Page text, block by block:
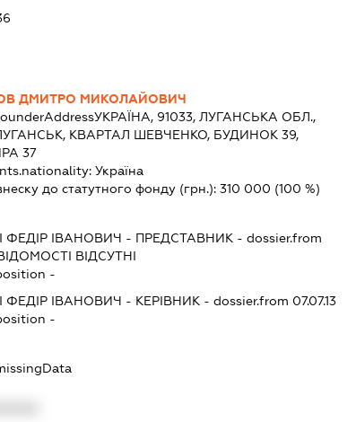
ДМИТРО МИКОЛАЙОВИЧ
УКРАЇНА, 91033, ЛУГАНСЬКА ОБЛ.,
КВАРТАЛ ШЕВЧЕНКО, БУДИНОК 39,
37
Україна
до статутного фонду (грн.): 310 000 (100 %)
ФЕДІР ІВАНОВИЧ - ПРЕДСТАВНИК - dossier.from
ВІДСУТНІ
-
ФЕДІР ІВАНОВИЧ - КЕРІВНИК - dossier.from 07.07.13
-